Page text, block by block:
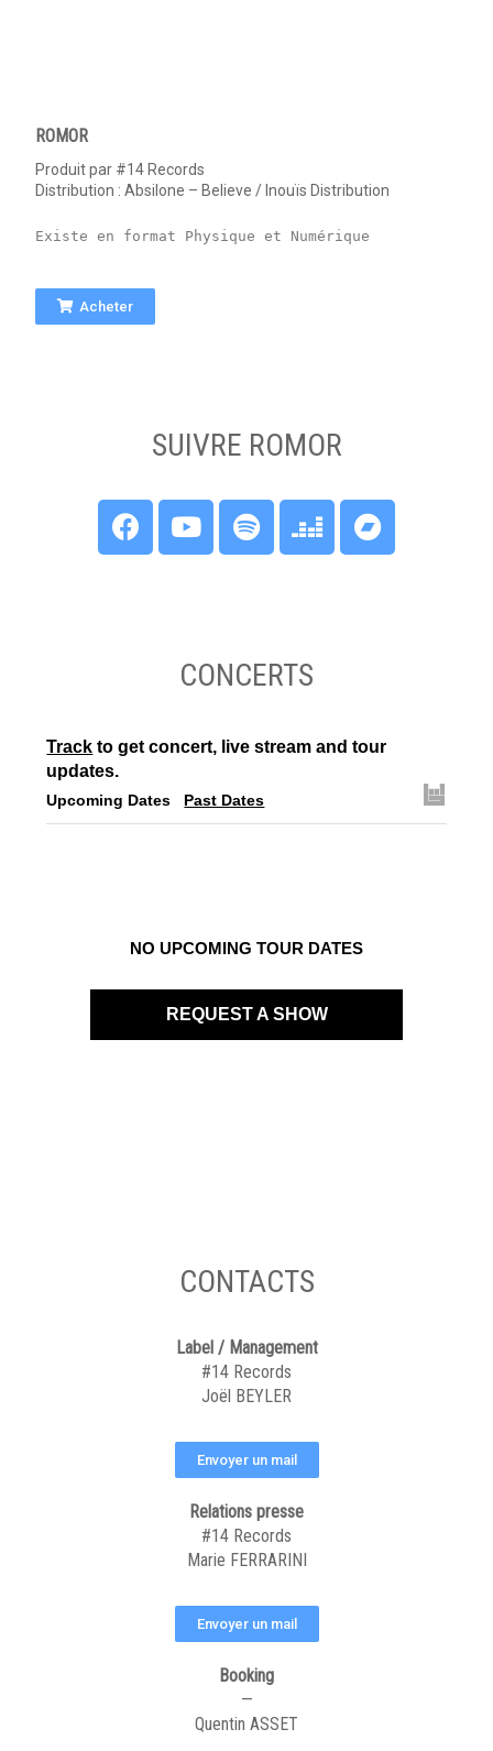
ROMOR
Produit par #14 Records
Distribution : Absilone – Believe / Inouïs Distribution
Existe en format Physique et Numérique
Acheter
SUIVRE ROMOR
CONCERTS
Track to get concert, live stream and tour
updates.
Upcoming Dates Past Dates
NO UPCOMING TOUR DATES
REQUEST A SHOW
CONTACTS
Label / Management
#14 Records
Joël BEYLER
Envoyer un mail
Relations presse
#14 Records
Marie FERRARINI
Envoyer un mail
Booking
—
Quentin ASSET